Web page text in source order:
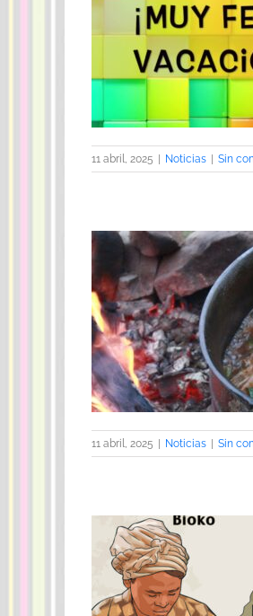
11 abril, 2025 Noticias Sin
11 abril, 2025 Noticias Sin